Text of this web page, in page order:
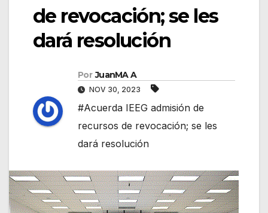
de revocación; se les
dará resolución
Por JuanMA A
NOV 30, 2023
#Acuerda IEEG admisión de
recursos de revocación; se les
dará resolución